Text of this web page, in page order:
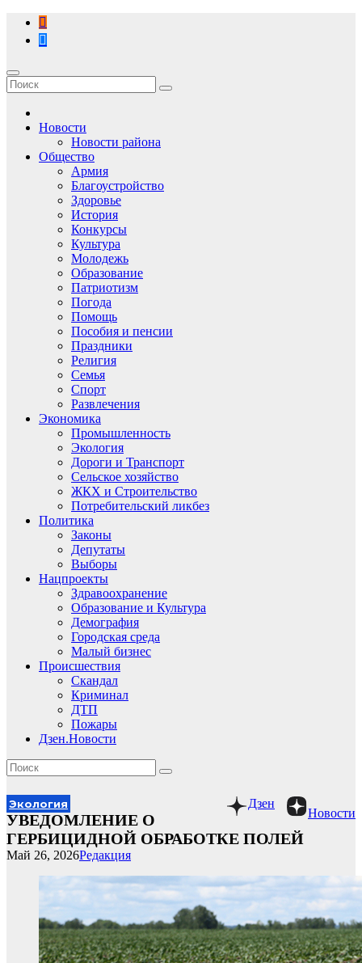
Перейти
содержимому
Новости
Новости района
Общество
Армия
Благоустройство
Здоровье
История
Конкурсы
Культура
Молодежь
Образование
Патриотизм
Погода
Помощь
Пособия и пенсии
Праздники
Религия
Семья
Спорт
Развлечения
Экономика
Промышленность
Экология
Дороги и Транспорт
Сельское хозяйство
ЖКХ и Строительство
Потребительский ликбез
Политика
Законы
Депутаты
Выборы
Нацпроекты
Здравоохранение
Образование и Культура
Демография
Городская среда
Малый бизнес
Происшествия
Скандал
Криминал
ДТП
Пожары
Дзен.Новости
Новости
Дзен
Экология
УВЕДОМЛЕНИЕ О
ГЕРБИЦИДНОЙ ОБРАБОТКЕ ПОЛЕЙ
Редакция
Май 26, 2026